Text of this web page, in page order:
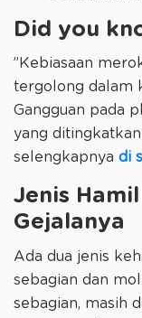
Did you
”Kebiasaan
tergolong dalam
Gangguan pada
yang
selengkapnya di
Jenis
Gejalanya
Ada dua jenis
sebagian dan
sebagian, masih